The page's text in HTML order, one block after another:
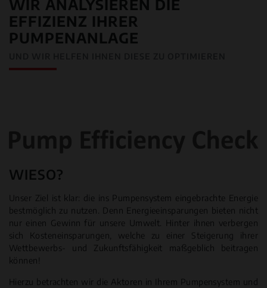
WIR ANALYSIEREN DIE
EFFIZIENZ IHRER
PUMPENANLAGE
WIESO?
Unser Ziel ist klar: die ins Pumpensystem eingebrachte Energie
bestmöglich zu nutzen. Denn Energieeinsparungen bieten nicht
nur einen Gewinn für unsere Umwelt. Hinter ihnen verbergen
sich Kosteneinsparungen, welche zu einer Steigerung ihrer
Wettbewerbs- und Zukunftsfähigkeit maßgeblich beitragen
können!
Hierzu betrachten wir die Aktoren in Ihrem Pumpensystem und